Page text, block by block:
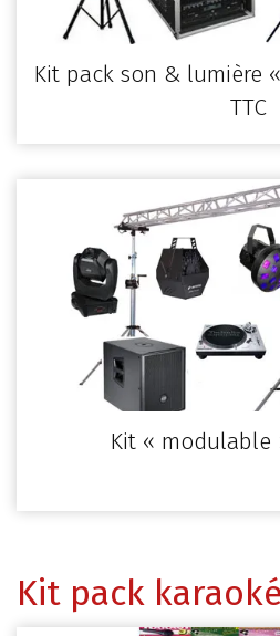
Kit pack son & lumière
TTC
Kit « modulable
Kit pack karaoké